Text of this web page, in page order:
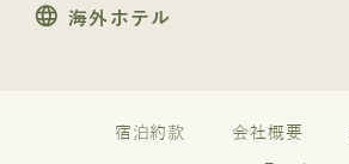
language 海外ホテル
宿泊約款 会社概要